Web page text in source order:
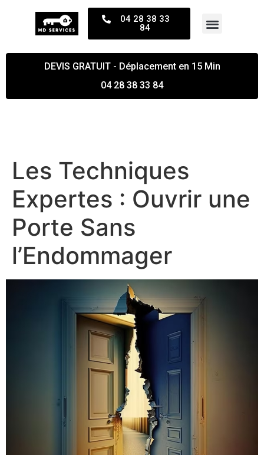
04 28 38 33
84
DEVIS GRATUIT - Déplacement en 15 Min
04 28 38 33 84
Les Techniques
Expertes : Ouvrir une
Porte Sans
l’Endommager